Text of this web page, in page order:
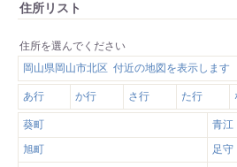
住所リスト
住所を選んでください
岡山県岡山市北区 付近の地図を表示します
あ行 か行 さ行 た行
葵町
青江
旭町
足守